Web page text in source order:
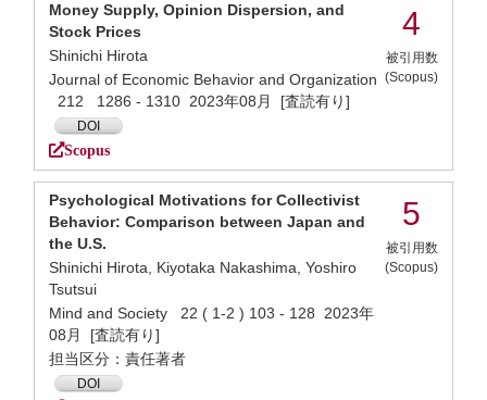
Money Supply, Opinion Dispersion, and
Stock Prices
Shinichi Hirota
Journal of Economic Behavior and Organization
212 1286 - 1310 2023年08月 [査読有り]
DOI
Scopus
4
被引用数
(Scopus)
Psychological Motivations for Collectivist
Behavior: Comparison between Japan and
the U.S.
Shinichi Hirota, Kiyotaka Nakashima, Yoshiro
Tsutsui
Mind and Society 22 ( 1-2 ) 103 - 128 2023年
08月 [査読有り]
担当区分：責任著者
DOI
5
被引用数
(Scopus)